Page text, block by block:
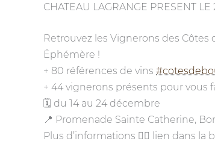
CHATEAU LAGRANGE PRESENT
Retrouvez les Vignerons des
Éphémère !
+ 80 références de vins
+ 44 vignerons présents pour vous
🗓 du 14 au 24 décembre
📍 Promenade Sainte Catherine,
Plus d’informations 👉🏼 lien dans la